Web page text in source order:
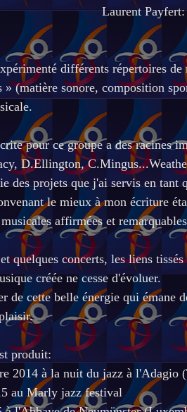
Laurent
différents répertoires
» (matière sonore, composition
pour ce groupe a des racines
D.Ellington,
des projets que j'ai servis en tant
le mieux à mon écriture
affirmées et
quelques concerts, les liens
créée ne cesse d'évoluer.
de cette belle énergie qui émane
produit:
2014 à la nuit du jazz à l'Adagio
au Marly jazz festival